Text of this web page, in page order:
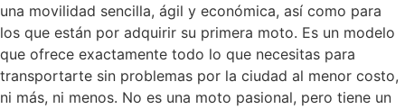
una movilidad sencilla, ágil y económica, así como para
los que están por adquirir su primera moto. Es un modelo
que ofrece exactamente todo lo que necesitas para
transportarte sin problemas por la ciudad al menor costo,
ni más, ni menos. No es una moto pasional, pero tiene un